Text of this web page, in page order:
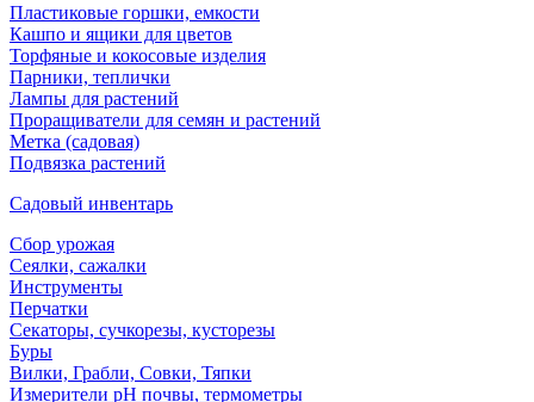
Пластиковые горшки, емкости
Кашпо и ящики для цветов
Торфяные и кокосовые изделия
Парники, теплички
Лампы для растений
Проращиватели для семян и растений
Метка (садовая)
Подвязка растений
Садовый инвентарь
Сбор урожая
Сеялки, сажалки
Инструменты
Перчатки
Секаторы, сучкорезы, кусторезы
Буры
Вилки, Грабли, Совки, Тяпки
Измерители pH почвы, термометры